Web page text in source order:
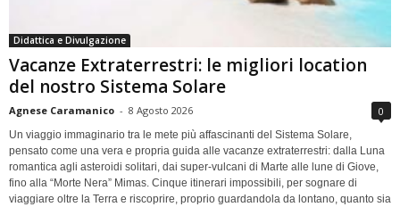
Didattica e Divulgazione
Vacanze Extraterrestri: le migliori location
del nostro Sistema Solare
Agnese Caramanico - 8 Agosto 2026 0
Un viaggio immaginario tra le mete più affascinanti del Sistema Solare,
pensato come una vera e propria guida alle vacanze extraterrestri: dalla Luna
romantica agli asteroidi solitari, dai super-vulcani di Marte alle lune di Giove,
fino alla “Morte Nera” Mimas. Cinque itinerari impossibili, per sognare di
viaggiare oltre la Terra e riscoprire, proprio guardandola da lontano, quanto sia